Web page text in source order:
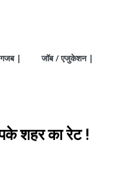
| जॉब / एजुकेशन |
शहर का रेट !